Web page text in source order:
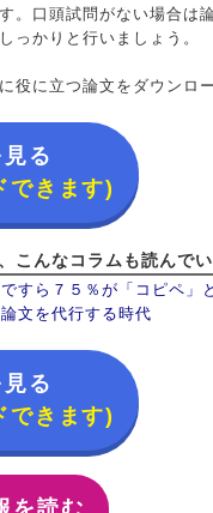
。口頭試問がない場合は
っかりと行いましょう。
役に立つ論文をダウンロ
る
できます)
こんなコラムも読んでい
すら７５％が「コピペ」
文を代行する時代
る
できます)
を読む